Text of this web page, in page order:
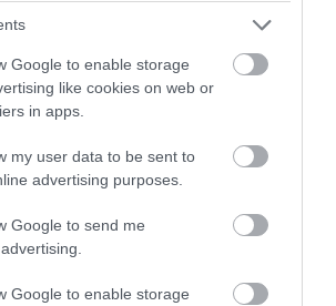
Google to enable storage
like cookies on web or
in apps.
my user data to be sent to
advertising purposes.
Google to send me
Google to enable storage
ΠΟΔΟΣΦΑΙΡΟ